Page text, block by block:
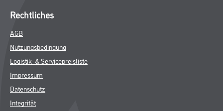
Rechtliches
AGB
Nutzungsbedingung
Logistik- & Servicepreisliste
Impressum
Datenschutz
Integrität